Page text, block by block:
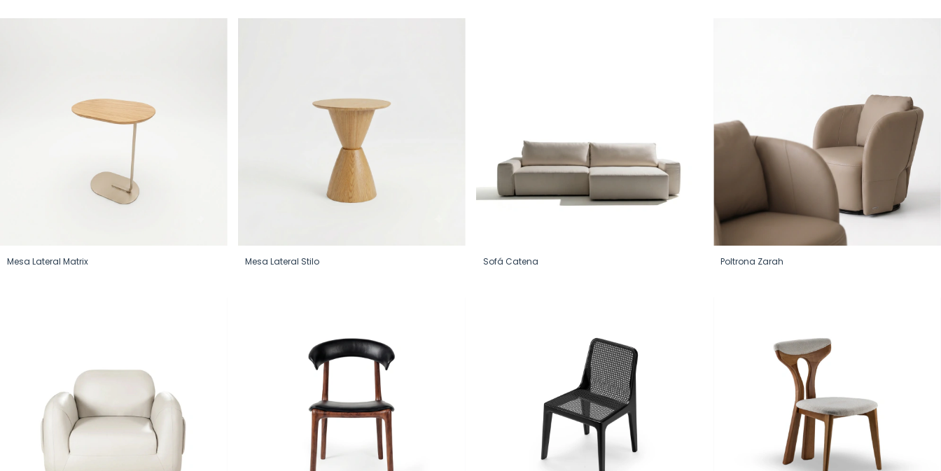
Mesa Lateral Matrix Mesa Lateral Stilo Sofá Catena Poltrona Zarah